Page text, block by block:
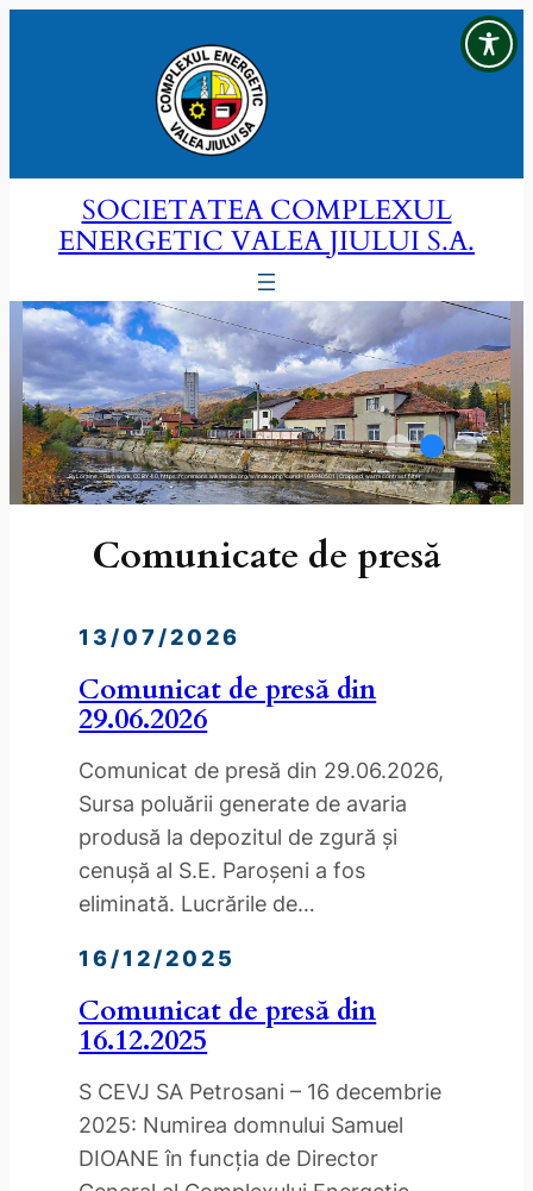
SOCIETATEA COMPLEXUL
ENERGETIC VALEA JIULUI S.A.
By Loraine – Own work, CC BY 4.0, https://commons.wikimedia.org/w/index.php?curid=164940501 | Cropped, warm contrast filter
Comunicate de presă
13/07/2026
Comunicat de presă din
29.06.2026
Comunicat de presă din 29.06.2026,
Sursa poluării generate de avaria
produsă la depozitul de zgură și
cenușă al S.E. Paroșeni a fos
eliminată. Lucrările de…
16/12/2025
Comunicat de presă din
16.12.2025
S CEVJ SA Petrosani – 16 decembrie
2025: Numirea domnului Samuel
DIOANE în funcția de Director